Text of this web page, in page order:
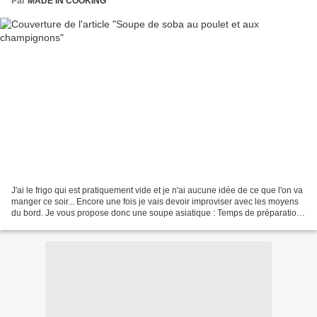
J'ai le frigo qui est pratiquement vide et je n'ai aucune idée de ce que l'on va
manger ce soir... Encore une fois je vais devoir improviser avec les moyens
du bord. Je vous propose donc une soupe asiatique : Temps de préparation :